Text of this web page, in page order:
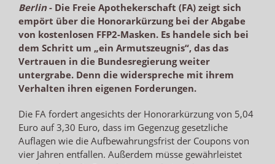
Berlin- Die Freie Apothekerschaft (FA) zeigt sich
empört über die Honorarkürzung bei der Abgabe
von kostenlosen FFP2-Masken. Es handele sich bei
dem Schritt um „ein Armutszeugnis“, das das
Vertrauen in die Bundesregierung weiter
untergrabe. Denn die widerspreche mit ihrem
Verhalten ihren eigenen Forderungen.
Die FA fordert angesichts der Honorarkürzung von 5,04
Euro auf 3,30 Euro, dass im Gegenzug gesetzliche
Auflagen wie die Aufbewahrungsfrist der Coupons von
vier Jahren entfallen. Außerdem müsse gewährleistet